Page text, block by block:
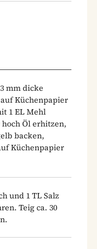
mm dicke
Küchenpapier
1 EL Mehl
Öl erhitzen,
backen,
Küchenpapier
und 1 TL Salz
Teig ca. 30